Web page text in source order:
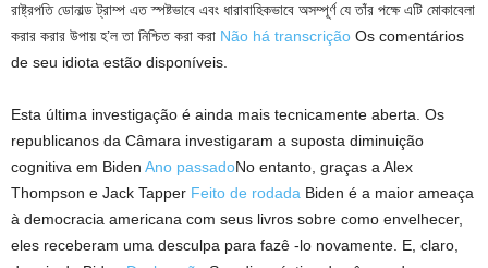
রাষ্ট্রপতি ডোনাল্ড ট্রাম্প এত স্পষ্টভাবে এবং ধারাবাহিকভাবে অসম্পূর্ণ যে তাঁর পক্ষে এটি মোকাবেলা
করার করার উপায় হ’ল তা নিশ্চিত করা করা Não há transcrição Os comentários
de seu idiota estão disponíveis.
Esta última investigação é ainda mais tecnicamente aberta. Os
republicanos da Câmara investigaram a suposta diminuição
cognitiva em Biden Ano passadoNo entanto, graças a Alex
Thompson e Jack Tapper Feito de rodada Biden é a maior ameaça
à democracia americana com seus livros sobre como envelhecer,
eles receberam uma desculpa para fazê -lo novamente. E, claro,